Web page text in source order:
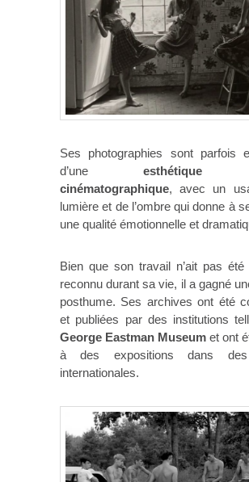
Ses photographies sont parfois
d’une esthétique
cinématographique, avec un
lumière et de l’ombre qui donne à
une qualité émotionnelle et
Bien que son travail n’ait pas été
reconnu durant sa vie, il a gagné
posthume. Ses archives ont été
et publiées par des institutions
George Eastman Museum et ont
à des expositions dans des
internationales.